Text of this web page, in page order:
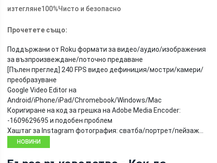
изтегляне100%Чисто и безопасно
Прочетете също:
Поддържани от Roku формати за видео/аудио/изображения
за възпроизвеждане/поточно предаване
[Пълен преглед] 240 FPS видео дефиниция/мостри/камери/
преобразуване
Google Video Editor на
Android/iPhone/iPad/Chromebook/Windows/Mac
Коригиране на код за грешка на Adobe Media Encoder:
-1609629695 и подобен проблем
Хаштаг за Instagram фотография: сватба/портрет/пейзаж…
НОВИНИ